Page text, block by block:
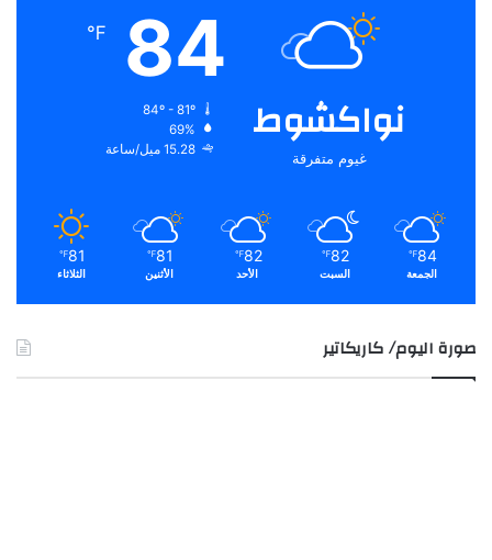
نواكشوط
غيوم متفرقة
84
℉
69%
15.28 ميل/ساعة
84
℉
الجمعة
82
℉
السبت
82
℉
الأحد
81
℉
الأثنين
81
℉
الثلاثاء
صورة اليوم/ كاريكاتير